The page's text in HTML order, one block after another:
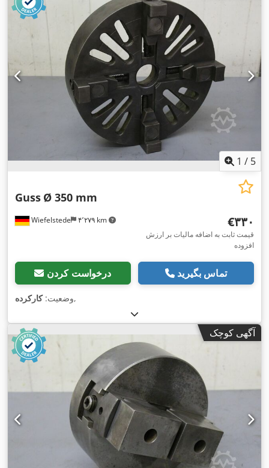
1 / 5
Wiefelstede ۴٬۲۷۹ km
Guss Ø 350 mm
‎€۳۳۰
قیمت ثابت به اضافه مالیات بر ارزش
افزوده
درخواست کردن تماس بگیرید
وضعیت:کارکرده ,
آگهی کوچک